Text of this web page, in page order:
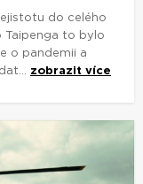
do celého
Taipenga to bylo
o pandemii a
zobrazit více